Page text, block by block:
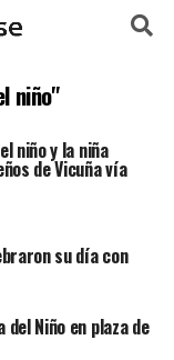
niño"
niño y la niña
de Vicuña vía
su día con
del Niño en plaza de